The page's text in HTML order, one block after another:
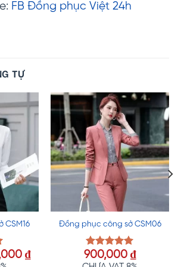
FB Đồng phục Việt 24h
TỰ
CSM16
₫Giá
Đồng phục công sở CSM06
Được xếp
hạng5.00
900,000 ₫